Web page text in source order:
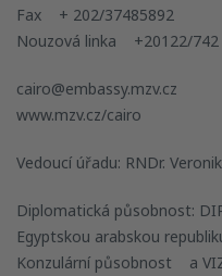
Fax + 202/37485892
Nouzová linka +20122/742
cairo@embassy.mzv.cz
www.mzv.cz/cairo
Vedoucí úřadu: RNDr.
Diplomatická působnost:
Egyptskou arabskou
Konzulární působnost a